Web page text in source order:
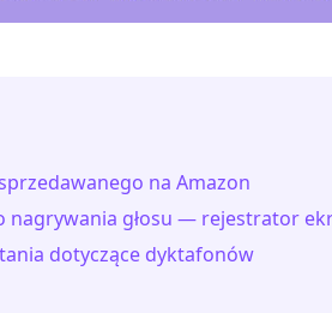
na Amazon
nagrywania głosu — rejestrator
dotyczące dyktafonów